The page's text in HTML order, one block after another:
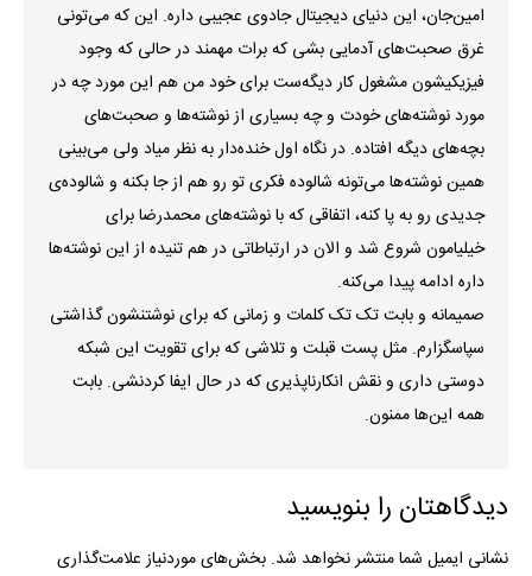
امین‌جان، این دنیای دیجیتال جادوی عجیبی داره. این که می‌تونی
غرق صحبت‌های آدمایی بشی که برات مهمند در حالی که وجود
فیزیکیشون مشغول کار دیگه‌ست برای خود من هم این مورد چه در
مورد نوشته‌های خودت و چه بسیاری از نوشته‌ها و صحبت‌های
بچه‌های دیگه افتاده. در نگاه اول خنده‌دار به نظر میاد ولی می‌بینی
همین نوشته‌ها می‌تونه شالوده فکری تو رو هم از جا بکنه و شالوده‌ی
جدیدی رو به پا کنه، اتفاقی که با نوشته‌های محمدرضا برای
خیلیامون شروع شد و الان در ارتباطاتی در هم تنیده از این نوشته‌ها
داره ادامه پیدا می‌کنه.
صمیمانه و بابت تک تک کلمات و زمانی که برای نوشتنشون گذاشتی
سپاسگزارم. مثل پست قبلت و تلاشی که برای تقویت این شبکه
دوستی داری و نقش انکارناپذیری که در حال ایفا کردنشی. بابت
همه این‌ها ممنون.
دیدگاهتان را بنویسید
نشانی ایمیل شما منتشر نخواهد شد. بخش‌های موردنیاز علامت‌گذاری